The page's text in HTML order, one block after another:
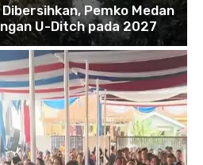
Pemko Medan
U-Ditch pada 2027